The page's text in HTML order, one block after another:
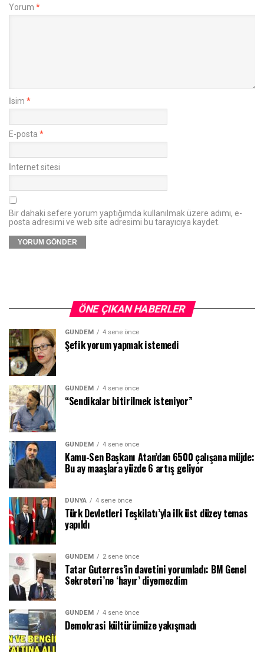
Yorum *
İsim *
E-posta *
İnternet sitesi
Bir dahaki sefere yorum yaptığımda kullanılmak üzere adımı, e-
posta adresimi ve web site adresimi bu tarayıcıya kaydet.
ÖNE ÇIKAN HABERLER
GÜNDEM 4 sene önce
Şefik yorum yapmak istemedi
GÜNDEM 4 sene önce
“Sendikalar bitirilmek isteniyor”
GÜNDEM 4 sene önce
Kamu-Sen Başkanı Atan’dan 6500 çalışana müjde:
Bu ay maaşlara yüzde 6 artış geliyor
DÜNYA 4 sene önce
Türk Devletleri Teşkilatı’yla ilk üst düzey temas
yapıldı
GÜNDEM 2 sene önce
Tatar Guterres’in davetini yorumladı: BM Genel
Sekreteri’ne ‘hayır’ diyemezdim
GÜNDEM 4 sene önce
Demokrasi kültürümüze yakışmadı